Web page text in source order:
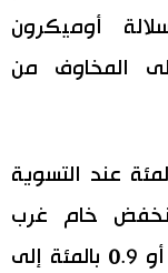
أوميكرون
المخاوف من
خام برنت 88 سنتا أو 1.1 بالمئة عند التسوية
انخفض خام غرب
تكساس الوسيط الأمريكي 67 سنتا أو 0.9 بالمئة إلى